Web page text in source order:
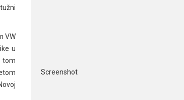
VW
u
tom
Screenshot